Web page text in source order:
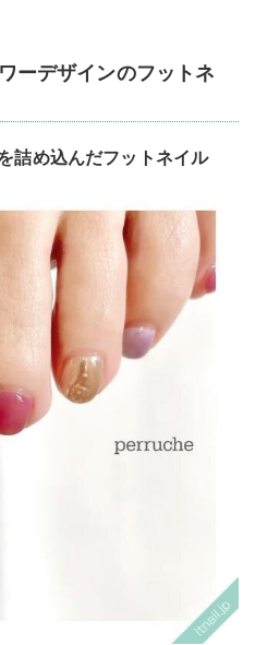
ーデザインのフットネ
詰め込んだフットネイル